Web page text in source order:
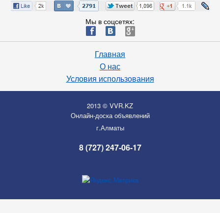
Мы в соцсетях:
ä æ è
Главная
О нас
Условия использования
2013 © VVR.KZ
Онлайн-доска объявлений
г.Алматы
8 (727) 247-06-17